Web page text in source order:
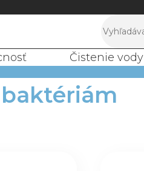
Čistenie vody